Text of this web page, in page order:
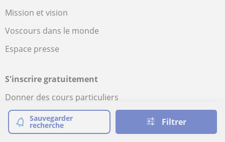
Sauvegarder
recherche Filtrer
Mission et vision
Voscours dans le monde
Espace presse
S'inscrire gratuitement
Donner des cours particuliers
Élèves pour vos cours